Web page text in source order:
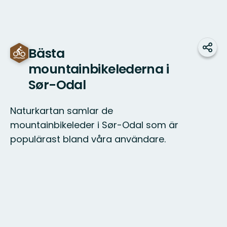
Bästa
mountainbikelederna i
Sør-Odal
Naturkartan samlar de
mountainbikeleder i Sør-Odal som är
populärast bland våra användare.
Dela